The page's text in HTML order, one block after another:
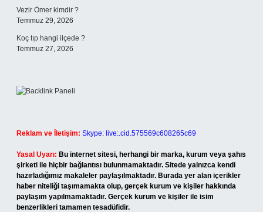
Vezir Ömer kimdir ?
Temmuz 29, 2026
Koç tıp hangi ilçede ?
Temmuz 27, 2026
Reklam ve İletişim: Skype: live:.cid.575569c608265c69
Yasal Uyarı: Bu internet sitesi, herhangi bir marka, kurum veya şahıs
şirketi ile hiçbir bağlantısı bulunmamaktadır. Sitede yalnızca kendi
hazırladığımız makaleler paylaşılmaktadır. Burada yer alan içerikler
haber niteliği taşımamakta olup, gerçek kurum ve kişiler hakkında
paylaşım yapılmamaktadır. Gerçek kurum ve kişiler ile isim
benzerlikleri tamamen tesadüfidir.